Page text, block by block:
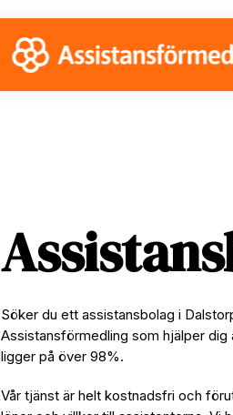
Söker du ett assistansbolag i
Assistansförmedling som hjälper dig
ligger på över 98%.
Vår tjänst är helt kostnadsfri och